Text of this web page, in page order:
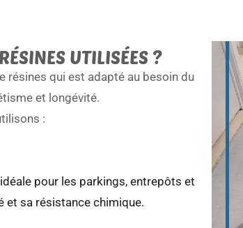
UTILISÉES ?
résines qui est adapté au besoin du
et longévité.
:
pour les parkings, entrepôts et
et sa résistance chimique.